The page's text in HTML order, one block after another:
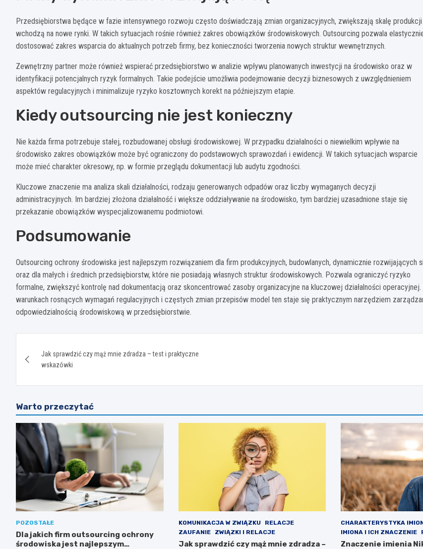
Przedsiębiorstwa będące w fazie intensywnego rozwoju często doświadczają zmian organizacyjnych, zwiększają skalę produkcji
wchodzą na nowe rynki. W takich sytuacjach rośnie również zakres obowiązków środowiskowych. Outsourcing pozwala
dostosować zakres wsparcia do aktualnych potrzeb firmy, bez konieczności tworzenia nowych struktur wewnętrznych.
Zewnętrzny partner może również wspierać przedsiębiorstwo w analizie wpływu planowanych inwestycji na środowisko oraz w
identyfikacji potencjalnych ryzyk formalnych. Takie podejście umożliwia podejmowanie decyzji biznesowych z uwzględnieniem
aspektów regulacyjnych i minimalizuje ryzyko kosztownych korekt na późniejszym etapie.
Kiedy outsourcing nie jest konieczny
Nie każda firma potrzebuje stałej, rozbudowanej obsługi środowiskowej. W przypadku działalności o niewielkim wpływie na
środowisko zakres obowiązków może być ograniczony do podstawowych sprawozdań i ewidencji. W takich sytuacjach wsparcie
może mieć charakter okresowy, np. w formie przeglądu dokumentacji lub audytu zgodności.
Kluczowe znaczenie ma analiza skali działalności, rodzaju generowanych odpadów oraz liczby wymaganych decyzji
administracyjnych. Im bardziej złożona działalność i większe oddziaływanie na środowisko, tym bardziej uzasadnione staje się
przekazanie obowiązków wyspecjalizowanemu podmiotowi.
Podsumowanie
Outsourcing ochrony środowiska jest najlepszym rozwiązaniem dla firm produkcyjnych, budowlanych, dynamicznie rozwijających
oraz dla małych i średnich przedsiębiorstw, które nie posiadają własnych struktur środowiskowych. Pozwala ograniczyć ryzyko
formalne, zwiększyć kontrolę nad dokumentacją oraz skoncentrować zasoby organizacyjne na kluczowej działalności operacyjnej.
warunkach rosnących wymagań regulacyjnych i częstych zmian przepisów model ten staje się praktycznym narzędziem
odpowiedzialnością środowiskową w przedsiębiorstwie.
wpisu
Jak sprawdzić czy mąż mnie zdradza – test i praktyczne
wskazówki
Warto przeczytać
POZOSTAŁE
Dla jakich firm outsourcing ochrony
środowiska jest najlepszym
KOMUNIKACJA W ZWIĄZKU
RELACJE
ZAUFANIE
ZWIĄZKI I RELACJE
Jak sprawdzić czy mąż mnie zdradza –
CHARAKTERYSTYKA
IMIONA I ICH ZNACZENIE
Znaczenie imienia